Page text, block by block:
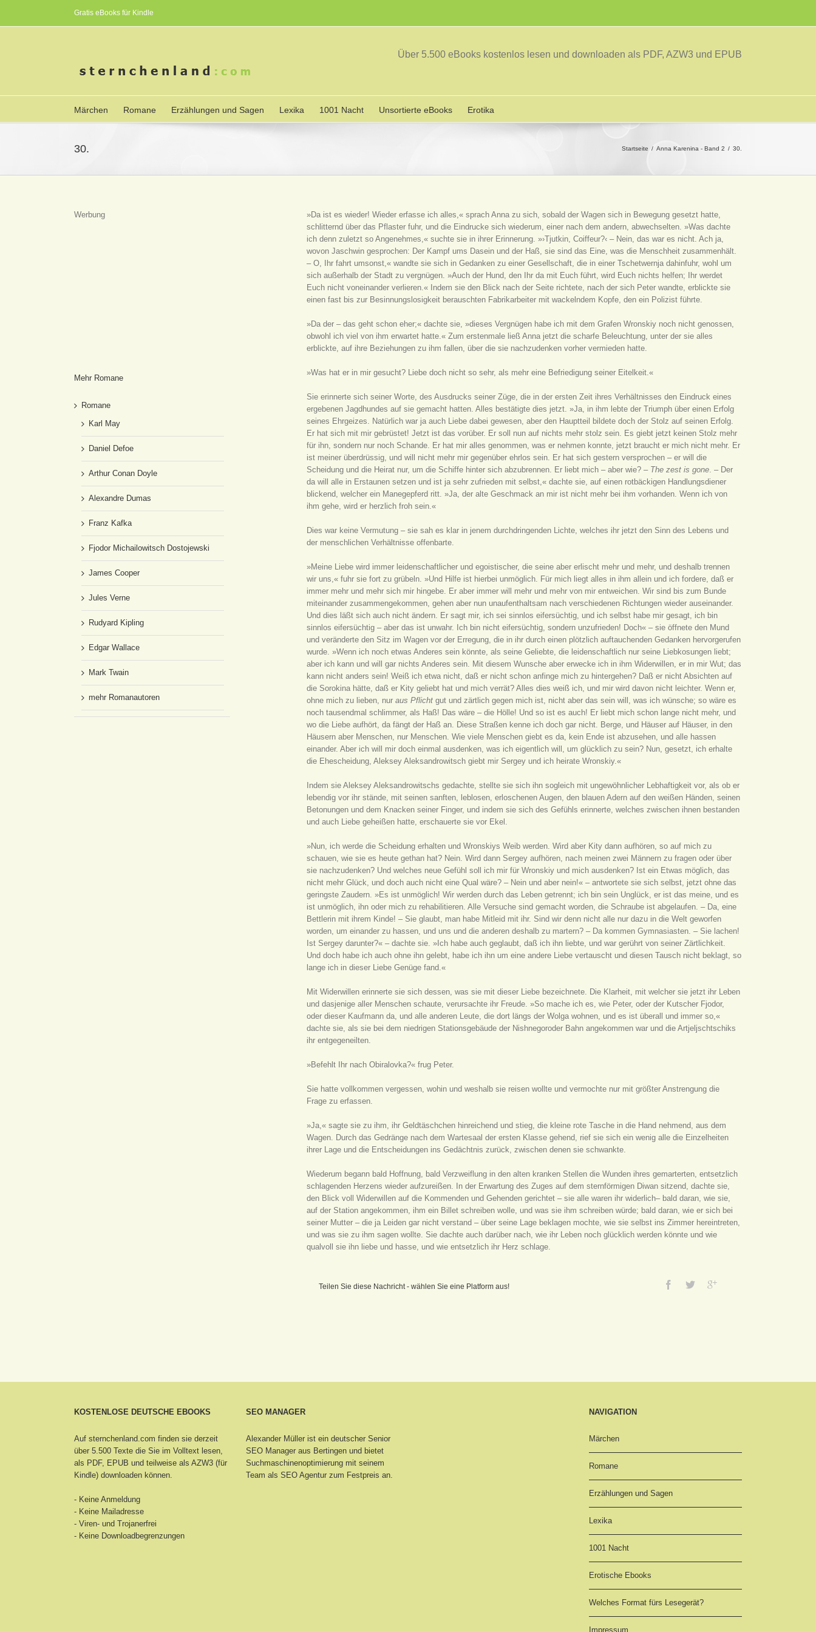
Gratis eBooks für Kindle
Über 5.500 eBooks kostenlos lesen und downloaden als PDF, AZW3 und EPUB
Märchen Romane Erzählungen und Sagen Lexika 1001 Nacht Unsortierte eBooks Erotika
30. Startseite Anna Karenina - Band 2 30.
»Da ist es wieder! Wieder erfasse ich alles,« sprach Anna zu sich, sobald der Wagen sich in Bewegung gesetzt hatte,
schlitternd über das Pflaster fuhr, und die Eindrucke sich wiederum, einer nach dem andern, abwechselten. »Was dachte
ich denn zuletzt so Angenehmes,« suchte sie in ihrer Erinnerung. »›Tjutkin, Coiffeur?‹ – Nein, das war es nicht. Ach ja,
wovon Jaschwin gesprochen: Der Kampf ums Dasein und der Haß, sie sind das Eine, was die Menschheit zusammenhält.
– O, Ihr fahrt umsonst,« wandte sie sich in Gedanken zu einer Gesellschaft, die in einer Tschetwernja dahinfuhr, wohl um
sich außerhalb der Stadt zu vergnügen. »Auch der Hund, den Ihr da mit Euch führt, wird Euch nichts helfen; Ihr werdet
Euch nicht voneinander verlieren.« Indem sie den Blick nach der Seite richtete, nach der sich Peter wandte, erblickte sie
einen fast bis zur Besinnungslosigkeit berauschten Fabrikarbeiter mit wackelndem Kopfe, den ein Polizist führte.
»Da der – das geht schon eher;« dachte sie, »dieses Vergnügen habe ich mit dem Grafen Wronskiy noch nicht genossen,
obwohl ich viel von ihm erwartet hatte.« Zum erstenmale ließ Anna jetzt die scharfe Beleuchtung, unter der sie alles
erblickte, auf ihre Beziehungen zu ihm fallen, über die sie nachzudenken vorher vermieden hatte.
»Was hat er in mir gesucht? Liebe doch nicht so sehr, als mehr eine Befriedigung seiner Eitelkeit.«
Sie erinnerte sich seiner Worte, des Ausdrucks seiner Züge, die in der ersten Zeit ihres Verhältnisses den Eindruck eines
ergebenen Jagdhundes auf sie gemacht hatten. Alles bestätigte dies jetzt. »Ja, in ihm lebte der Triumph über einen Erfolg
seines Ehrgeizes. Natürlich war ja auch Liebe dabei gewesen, aber den Hauptteil bildete doch der Stolz auf seinen Erfolg.
Er hat sich mit mir gebrüstet! Jetzt ist das vorüber. Er soll nun auf nichts mehr stolz sein. Es giebt jetzt keinen Stolz mehr
für ihn, sondern nur noch Schande. Er hat mir alles genommen, was er nehmen konnte, jetzt braucht er mich nicht mehr. Er
ist meiner überdrüssig, und will nicht mehr mir gegenüber ehrlos sein. Er hat sich gestern versprochen – er will die
Scheidung und die Heirat nur, um die Schiffe hinter sich abzubrennen. Er liebt mich – aber wie? – The zest is gone. – Der
da will alle in Erstaunen setzen und ist ja sehr zufrieden mit selbst,« dachte sie, auf einen rotbäckigen Handlungsdiener
blickend, welcher ein Manegepferd ritt. »Ja, der alte Geschmack an mir ist nicht mehr bei ihm vorhanden. Wenn ich von
ihm gehe, wird er herzlich froh sein.«
Dies war keine Vermutung – sie sah es klar in jenem durchdringenden Lichte, welches ihr jetzt den Sinn des Lebens und
der menschlichen Verhältnisse offenbarte.
»Meine Liebe wird immer leidenschaftlicher und egoistischer, die seine aber erlischt mehr und mehr, und deshalb trennen
wir uns,« fuhr sie fort zu grübeln. »Und Hilfe ist hierbei unmöglich. Für mich liegt alles in ihm allein und ich fordere, daß er
immer mehr und mehr sich mir hingebe. Er aber immer will mehr und mehr von mir entweichen. Wir sind bis zum Bunde
miteinander zusammengekommen, gehen aber nun unaufenthaltsam nach verschiedenen Richtungen wieder auseinander.
Und dies läßt sich auch nicht ändern. Er sagt mir, ich sei sinnlos eifersüchtig, und ich selbst habe mir gesagt, ich bin
sinnlos eifersüchtig – aber das ist unwahr. Ich bin nicht eifersüchtig, sondern unzufrieden! Doch« – sie öffnete den Mund
und veränderte den Sitz im Wagen vor der Erregung, die in ihr durch einen plötzlich auftauchenden Gedanken hervorgerufen
wurde. »Wenn ich noch etwas Anderes sein könnte, als seine Geliebte, die leidenschaftlich nur seine Liebkosungen liebt;
aber ich kann und will gar nichts Anderes sein. Mit diesem Wunsche aber erwecke ich in ihm Widerwillen, er in mir Wut; das
kann nicht anders sein! Weiß ich etwa nicht, daß er nicht schon anfinge mich zu hintergehen? Daß er nicht Absichten auf
die Sorokina hätte, daß er Kity geliebt hat und mich verrät? Alles dies weiß ich, und mir wird davon nicht leichter. Wenn er,
ohne mich zu lieben, nuraus Pflicht gut und zärtlich gegen mich ist, nicht aber das sein will, was ich wünsche; so wäre es
noch tausendmal schlimmer, als Haß! Das wäre – die Hölle! Und so ist es auch! Er liebt mich schon lange nicht mehr, und
wo die Liebe aufhört, da fängt der Haß an. Diese Straßen kenne ich doch gar nicht. Berge, und Häuser auf Häuser, in den
Häusern aber Menschen, nur Menschen. Wie viele Menschen giebt es da, kein Ende ist abzusehen, und alle hassen
einander. Aber ich will mir doch einmal ausdenken, was ich eigentlich will, um glücklich zu sein? Nun, gesetzt, ich erhalte
die Ehescheidung, Aleksey Aleksandrowitsch giebt mir Sergey und ich heirate Wronskiy.«
Indem sie Aleksey Aleksandrowitschs gedachte, stellte sie sich ihn sogleich mit ungewöhnlicher Lebhaftigkeit vor, als ob er
lebendig vor ihr stände, mit seinen sanften, leblosen, erloschenen Augen, den blauen Adern auf den weißen Händen, seinen
Betonungen und dem Knacken seiner Finger, und indem sie sich des Gefühls erinnerte, welches zwischen ihnen bestanden
und auch Liebe geheißen hatte, erschauerte sie vor Ekel.
»Nun, ich werde die Scheidung erhalten und Wronskiys Weib werden. Wird aber Kity dann aufhören, so auf mich zu
schauen, wie sie es heute gethan hat? Nein. Wird dann Sergey aufhören, nach meinen zwei Männern zu fragen oder über
sie nachzudenken? Und welches neue Gefühl soll ich mir für Wronskiy und mich ausdenken? Ist ein Etwas möglich, das
nicht mehr Glück, und doch auch nicht eine Qual wäre? – Nein und aber nein!« – antwortete sie sich selbst, jetzt ohne das
geringste Zaudern. »Es ist unmöglich! Wir werden durch das Leben getrennt; ich bin sein Unglück, er ist das meine, und es
ist unmöglich, ihn oder mich zu rehabilitieren. Alle Versuche sind gemacht worden, die Schraube ist abgelaufen. – Da, eine
Bettlerin mit ihrem Kinde! – Sie glaubt, man habe Mitleid mit ihr. Sind wir denn nicht alle nur dazu in die Welt geworfen
worden, um einander zu hassen, und uns und die anderen deshalb zu martern? – Da kommen Gymnasiasten. – Sie lachen!
Ist Sergey darunter?« – dachte sie. »Ich habe auch geglaubt, daß ich ihn liebte, und war gerührt von seiner Zärtlichkeit.
Und doch habe ich auch ohne ihn gelebt, habe ich ihn um eine andere Liebe vertauscht und diesen Tausch nicht beklagt, so
lange ich in dieser Liebe Genüge fand.«
Mit Widerwillen erinnerte sie sich dessen, was sie mit dieser Liebe bezeichnete. Die Klarheit, mit welcher sie jetzt ihr Leben
und dasjenige aller Menschen schaute, verursachte ihr Freude. »So mache ich es, wie Peter, oder der Kutscher Fjodor,
oder dieser Kaufmann da, und alle anderen Leute, die dort längs der Wolga wohnen, und es ist überall und immer so,«
dachte sie, als sie bei dem niedrigen Stationsgebäude der Nishnegoroder Bahn angekommen war und die Artjeljschtschiks
ihr entgegeneilten.
»Befehlt Ihr nach Obiralovka?« frug Peter.
Sie hatte vollkommen vergessen, wohin und weshalb sie reisen wollte und vermochte nur mit größter Anstrengung die
Frage zu erfassen.
»Ja,« sagte sie zu ihm, ihr Geldtäschchen hinreichend und stieg, die kleine rote Tasche in die Hand nehmend, aus dem
Wagen. Durch das Gedränge nach dem Wartesaal der ersten Klasse gehend, rief sie sich ein wenig alle die Einzelheiten
ihrer Lage und die Entscheidungen ins Gedächtnis zurück, zwischen denen sie schwankte.
Wiederum begann bald Hoffnung, bald Verzweiflung in den alten kranken Stellen die Wunden ihres gemarterten, entsetzlich
schlagenden Herzens wieder aufzureißen. In der Erwartung des Zuges auf dem sternförmigen Diwan sitzend, dachte sie,
den Blick voll Widerwillen auf die Kommenden und Gehenden gerichtet – sie alle waren ihr widerlich– bald daran, wie sie,
auf der Station angekommen, ihm ein Billet schreiben wolle, und was sie ihm schreiben würde; bald daran, wie er sich bei
seiner Mutter – die ja Leiden gar nicht verstand – über seine Lage beklagen mochte, wie sie selbst ins Zimmer hereintreten,
und was sie zu ihm sagen wollte. Sie dachte auch darüber nach, wie ihr Leben noch glücklich werden könnte und wie
qualvoll sie ihn liebe und hasse, und wie entsetzlich ihr Herz schlage.
Teilen Sie diese Nachricht - wählen Sie eine Platform aus!
Werbung
Mehr Romane
Romane
Karl May
Daniel Defoe
Arthur Conan Doyle
Alexandre Dumas
Franz Kafka
Fjodor Michailowitsch Dostojewski
James Cooper
Jules Verne
Rudyard Kipling
Edgar Wallace
Mark Twain
mehr Romanautoren
KOSTENLOSE DEUTSCHE EBOOKS
Auf sternchenland.com finden sie derzeit
über 5.500 Texte die Sie im Volltext lesen,
als PDF, EPUB und teilweise als AZW3 (für
Kindle) downloaden können.
- Keine Anmeldung
- Keine Mailadresse
- Viren- und Trojanerfrei
- Keine Downloadbegrenzungen
SEO MANAGER
Alexander Müller ist ein deutscher Senior
SEO Manager aus Bertingenund bietet
Suchmaschinenoptimierung mit seinem
Team als SEO Agentur zum Festpreis an.
NAVIGATION
Märchen
Romane
Erzählungen und Sagen
Lexika
1001 Nacht
Erotische Ebooks
Welches Format fürs Lesegerät?
Impressum